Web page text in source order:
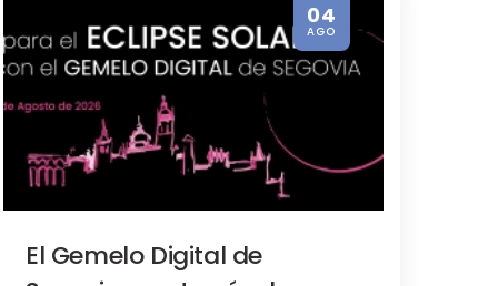
sobre el escenario con la
04
AGO
El Gemelo Digital de